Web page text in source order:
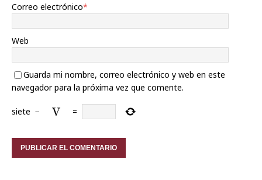
Correo electrónico*
Web
Guarda mi nombre, correo electrónico y web en este
navegador para la próxima vez que comente.
siete − =